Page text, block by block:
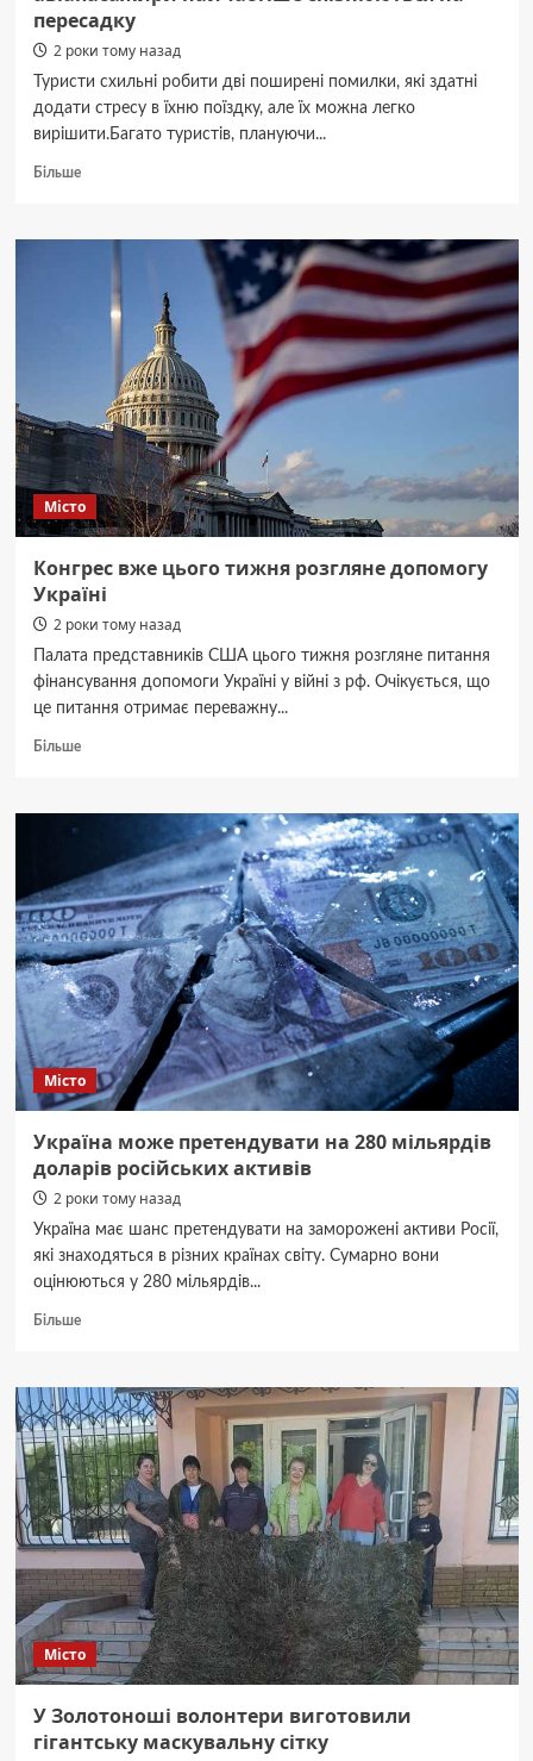
пересадку
2 роки тому назад
Туристи схильні робити дві поширені помилки, які здатні
додати стресу в їхню поїздку, але їх можна легко
вирішити.Багато туристів, плануючи...
БільшеДокладніше
попередив
через
авіапасажири
найчастіше
спізнюються
пересадку
Місто
Конгрес вже цього тижня розгляне допомогу
Україні
2 роки тому назад
Палата представників США цього тижня розгляне питання
фінансування допомоги Україні у війні з рф. Очікується, що
це питання отримає переважну...
БільшеДокладніше
вже
розгляне
допомогу
Україні
Місто
Україна може претендувати на 280 мільярдів
доларів російських активів
2 роки тому назад
Україна має шанс претендувати на заморожені активи Росії,
які знаходяться в різних країнах світу. Сумарно вони
оцінюються у 280 мільярдів...
БільшеДокладніше
може
претендувати
на
280
мільярдів
доларів
російських
активів
Місто
У Золотоноші волонтери виготовили
гігантську маскувальну сітку